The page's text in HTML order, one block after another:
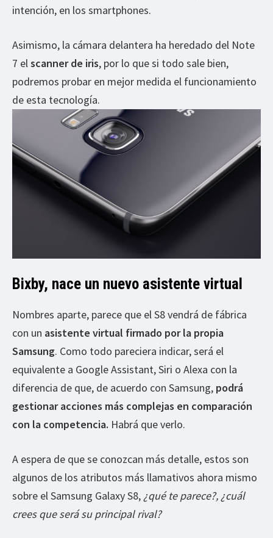
intención, en los smartphones.
Asimismo, la cámara delantera ha heredado del Note
7 elscanner de iris, por lo que si todo sale bien,
podremos probar en mejor medida el funcionamiento
de esta tecnología.
Bixby, nace un nuevo asistente virtual
Nombres aparte, parece que el S8 vendrá de fábrica
con un asistente virtual firmado por la propia
Samsung. Como todo pareciera indicar, será el
equivalente a Google Assistant, Siri o Alexa con la
diferencia de que, de acuerdo con Samsung, podrá
gestionar acciones más complejas en comparación
con la competencia. Habrá que verlo.
A espera de que se conozcan más detalle, estos son
algunos de los atributos más llamativos ahora mismo
sobre el Samsung Galaxy S8, ¿qué te parece?, ¿cuál
crees que será su principal rival?